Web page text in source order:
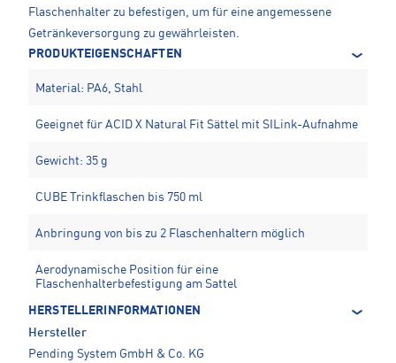
Flaschenhalter zu befestigen, um für eine angemessene
Getränkeversorgung zu gewährleisten.
PRODUKTEIGENSCHAFTEN
Material: PA6, Stahl
Geeignet für ACID X Natural Fit Sättel mit SILink-Aufnahme
Gewicht: 35 g
CUBE Trinkflaschen bis 750 ml
Anbringung von bis zu 2 Flaschenhaltern möglich
Aerodynamische Position für eine
Flaschenhalterbefestigung am Sattel
HERSTELLERINFORMATIONEN
Hersteller
Pending System GmbH & Co. KG